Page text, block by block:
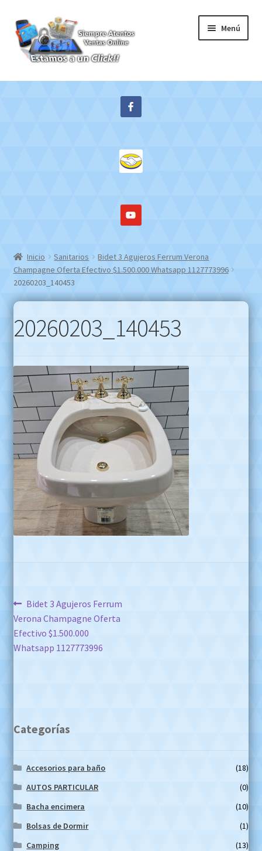
Ir
a
la
navegación
Ir
al
contenido
Menú
Inicio
Inicio Sanitarios
Bidet 3 Agujeros Ferrum Verona
Champagne Oferta Efectivo $1.500.000 Whatsapp 1127773996
20260203_140453
20260203_140453
Navegación
de
entradas
Anterior:
Bidet 3 Agujeros Ferrum
Verona Champagne Oferta
Efectivo $1.500.000
Whatsapp 1127773996
Categorías
Accesorios para baño
(18)
AUTOS PARTICULAR
(0)
Bacha encimera
(10)
Bolsas de Dormir
(1)
Camping
(13)